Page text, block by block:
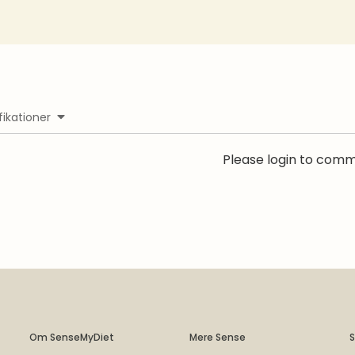
Please login to
Om SenseMyDiet Mere Sense